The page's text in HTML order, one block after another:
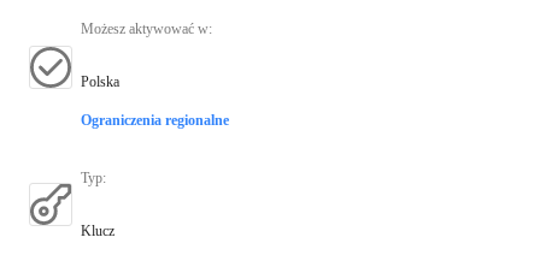
Możesz aktywować w:
Polska
Ograniczenia regionalne
Typ:
Klucz